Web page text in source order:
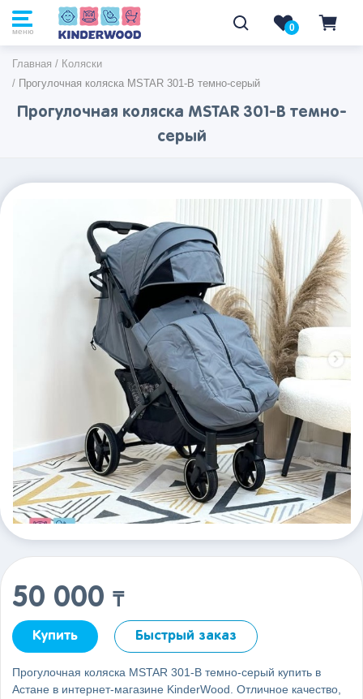
меню 0
Главная / Коляски
/ Прогулочная коляска MSTAR 301-В темно-серый
Прогулочная коляска MSTAR 301-В темно-
серый
50 000 ₸
Купить Быстрый заказ
Прогулочная коляска MSTAR 301-В темно-серый купить в
Астане в интернет-магазине KinderWood. Отличное качество,